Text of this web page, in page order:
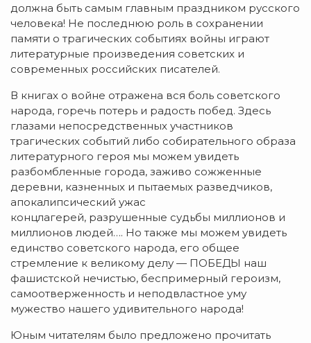
должна быть самым главным праздником русского
человека! Не последнюю роль в сохранении
памяти о трагических событиях войны играют
литературные произведения советских и
современных российских писателей.
В книгах о войне отражена вся боль советского
народа, горечь потерь и радость побед. Здесь
глазами непосредственных участников
трагических событий либо собирательного образа
литературного героя мы можем увидеть
разбомбленные города, заживо сожженные
деревни, казненных и пытаемых разведчиков,
апокалипсический ужас
концлагерей, разрушенные судьбы миллионов и
миллионов людей…. Но также мы можем увидеть
единство советского народа, его общее
стремление к великому делу — ПОБЕДЫ наш
фашистской нечистью, беспримерный героизм,
самоотверженность и неподвластное уму
мужество нашего удивительного народа!
Юным читателям было предложено прочитать